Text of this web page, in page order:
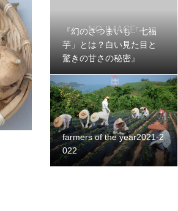
『幻のさつまいも「七福
芋」とは？白い見た目と
驚きの甘さの秘密』
farmers of the year2021-2
022